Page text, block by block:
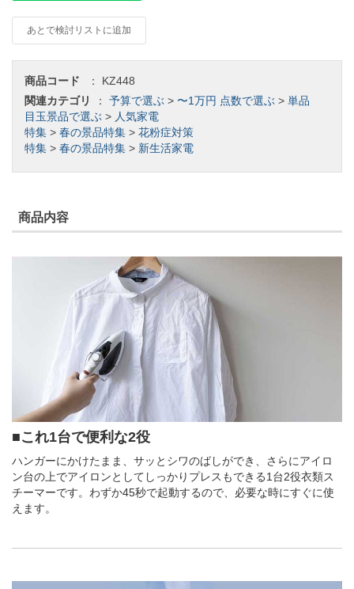
あとで検討リストに追加
商品コード ： KZ448
関連カテゴリ
： 予算で選ぶ > 〜1万円 点数で選ぶ > 単品
目玉景品で選ぶ > 人気家電
特集 > 春の景品特集 > 花粉症対策
特集 > 春の景品特集 > 新生活家電
商品内容
■これ1台で便利な2役
ハンガーにかけたまま、サッとシワのばしができ、さらにアイロ
ン台の上でアイロンとしてしっかりプレスもできる1台2役衣類ス
チーマーです。わずか45秒で起動するので、必要な時にすぐに使
えます。